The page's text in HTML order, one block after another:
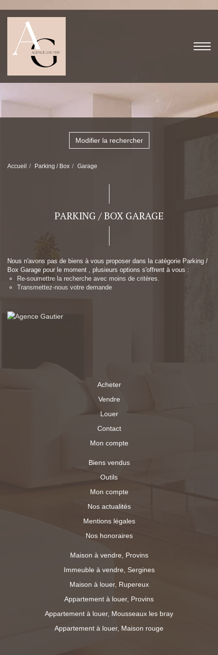
Modifier la rechercher
Accueil Parking / Box Garage
PARKING / BOX GARAGE
Nous n'avons pas de biens à vous proposer dans la catégorie Parking /
Box Garage pour le moment , plusieurs options s'offrent à vous :
Re-soumettre la recherche avec moins de critères.
Transmettez-nous votre demande
Acheter
Vendre
Louer
Contact
Mon compte
Biens vendus
Outils
Mon compte
Nos actualités
Mentions légales
Nos honoraires
Maison à vendre, Provins
Immeuble à vendre, Sergines
Maison à louer, Rupereux
Appartement à louer, Provins
Appartement à louer, Mousseaux les bray
Appartement à louer, Maison rouge